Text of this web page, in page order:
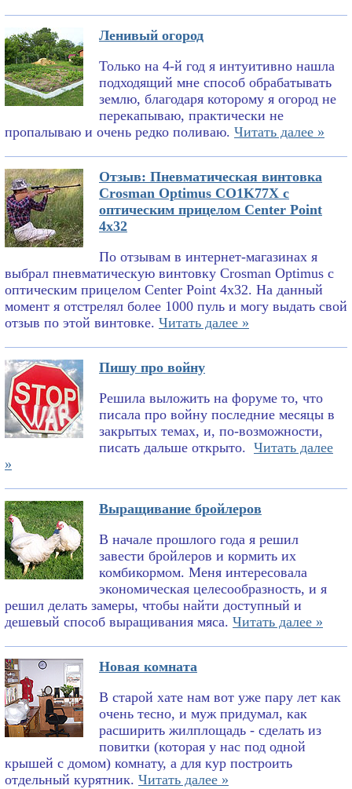
Ленивый огород
Только на 4-й год я интуитивно нашла
подходящий мне способ обрабатывать
землю, благодаря которому я огород не
перекапываю, практически не
пропалываю и очень редко поливаю. Читать далее »
Отзыв: Пневматическая винтовка
Crosman Optimus CO1K77X с
оптическим прицелом Center Point
4x32
По отзывам в интернет-магазинах я
выбрал пневматическую винтовку Crosman Optimus с
оптическим прицелом Center Point 4x32. На данный
момент я отстрелял более 1000 пуль и могу выдать свой
отзыв по этой винтовке. Читать далее »
Пишу про войну
Решила выложить на форуме то, что
писала про войну последние месяцы в
закрытых темах, и, по-возможности,
писать дальше открыто. Читать далее
»
Выращивание бройлеров
В начале прошлого года я решил
завести бройлеров и кормить их
комбикормом. Меня интересовала
экономическая целесообразность, и я
решил делать замеры, чтобы найти доступный и
дешевый способ выращивания мяса. Читать далее »
Новая комната
В старой хате нам вот уже пару лет как
очень тесно, и муж придумал, как
расширить жилплощадь - сделать из
повитки (которая у нас под одной
крышей с домом) комнату, а для кур построить
отдельный курятник. Читать далее »